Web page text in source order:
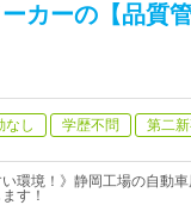
ーカーの【品
なし 学歴不問 第二
い環境！》静岡工場の自動
す！